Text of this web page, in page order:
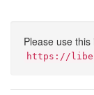
Please use
https://